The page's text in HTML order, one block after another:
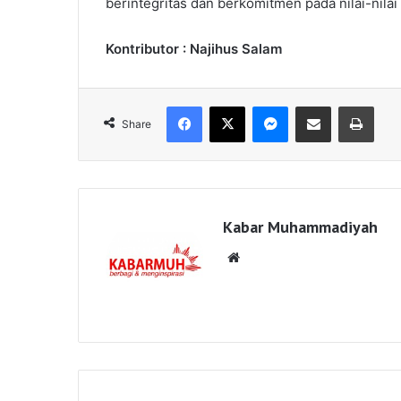
Kontributor : Najihus Salam
Share
Facebook
X Messenger
Share via Email Print
Kabar Muhammadiyah